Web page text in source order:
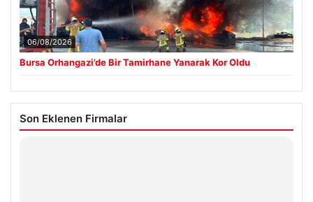
06/08/2026
Bursa Orhangazi’de Bir Tamirhane Yanarak Kor Oldu
Son Eklenen Firmalar